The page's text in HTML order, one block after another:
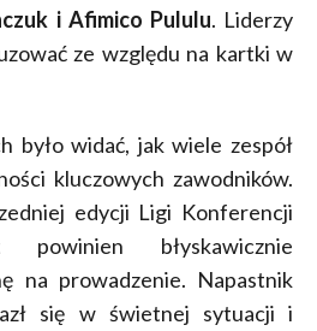
i Afimico Pululu. Liderzy
ze względu na kartki w
było widać, jak wiele zespół
kluczowych zawodników.
edycji Ligi Konferencji
błyskawicznie
na prowadzenie. Napastnik
się w świetnej sytuacji i